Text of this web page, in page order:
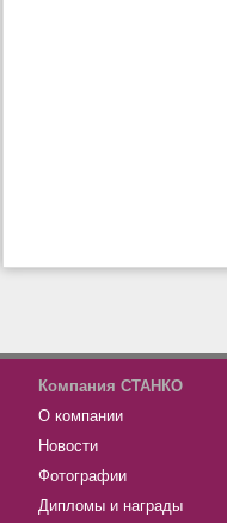
Компания СТАНКО
О компании
Новости
Фотографии
Дипломы и награды